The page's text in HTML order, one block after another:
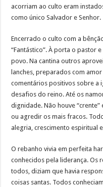
acorriam ao culto eram
como único Salvador e Senhor.
Encerrado o culto com a
“Fantástico”. À porta o pastor
povo. Na cantina outros
lanches, preparados com
comentários positivos sobre a
desafios do reino. Até os
dignidade. Não houve
ou agredir os mais fracos.
alegria, crescimento espiritual
O rebanho vivia em perfeita
conhecidos pela liderança. Os
todos, diziam que havia
coisas santas. Todos